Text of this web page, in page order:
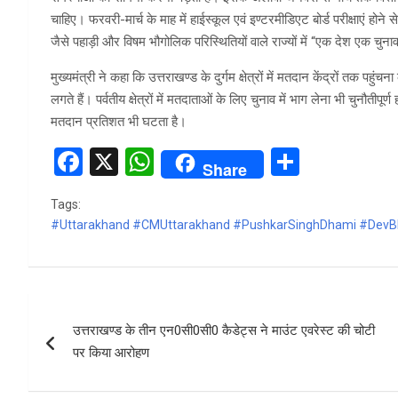
चाहिए। फरवरी-मार्च के माह में हाईस्कूल एवं इण्टरमीडिएट बोर्ड परीक्षाएं
जैसे पहाड़ी और विषम भौगोलिक परिस्थितियों वाले राज्यों में “एक देश एक
मुख्यमंत्री ने कहा कि उत्तराखण्ड के दुर्गम क्षेत्रों में मतदान केंद्रों तक
लगते हैं। पर्वतीय क्षेत्रों में मतदाताओं के लिए चुनाव में भाग लेना भी
मतदान प्रतिशत भी घटता है।
F
ce
o
k
X
W
h
at
A
p
Share
ar
Tags:
#Uttarakhand #CMUttarakhand #PushkarSinghDhami
navigation
उत्तराखण्ड के तीन एन0सी0सी0 कैडेट्स ने माउंट एवरेस्ट की चोटी
पर किया आरोहण